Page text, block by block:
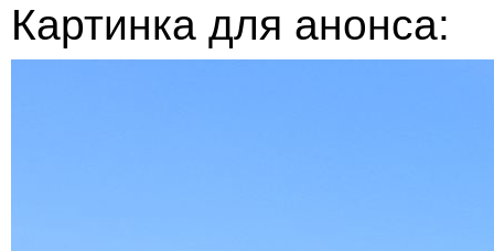
Картинка для анонса: